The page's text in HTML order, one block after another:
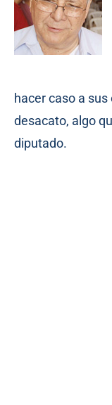
hacer caso a
desacato, algo
diputado.